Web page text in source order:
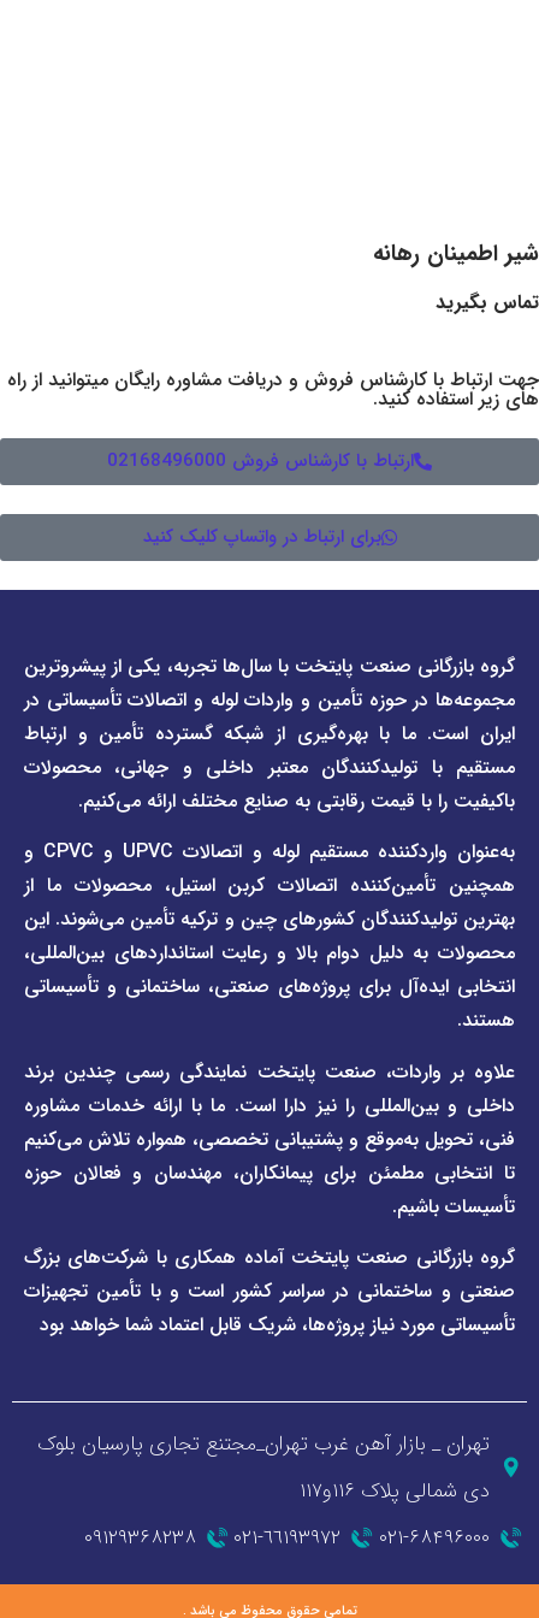
رهانه
کارشناس فروش و دریافت مشاوره رایگان میتوانید از راه
کنید.
ارتباط با کارشناس فروش 02168496000
برای ارتباط در واتساپ کلیک کنید
صنعت پایتخت با سال‌ها تجربه، یکی از پیشروترین
حوزه تأمین و واردات لوله و اتصالات تأسیساتی در
ما با بهره‌گیری از شبکه گسترده تأمین و ارتباط
تولیدکنندگان معتبر داخلی و جهانی، محصولات
با قیمت رقابتی به صنایع مختلف ارائه می‌کنیم.
به‌عنوان واردکننده مستقیم لوله و اتصالات UPVC و CPVC و
اتصالات کربن استیل، محصولات ما از
کشورهای چین و ترکیه تأمین می‌شوند. این
دلیل دوام بالا و رعایت استانداردهای بین‌المللی،
برای پروژه‌های صنعتی، ساختمانی و تأسیساتی
صنعت پایتخت نمایندگی رسمی چندین برند
را نیز دارا است. ما با ارائه خدمات مشاوره
به‌موقع و پشتیبانی تخصصی، همواره تلاش می‌کنیم
مطمئن برای پیمانکاران، مهندسان و فعالان حوزه
صنعت پایتخت آماده همکاری با شرکت‌های بزرگ
در سراسر کشور است و با تأمین تجهیزات
نیاز پروژه‌ها، شریک قابل اعتماد شما خواهد بود
دسترسی
سریع
صفحه
لیست
قیمت
صفحه
برند
صفحه
برند
فاراب
پول
دسترسی
سریع
درباره
ما
قوانین
و
مقررات
وبلاگ
خبری
بازار آهن غرب تهران_مجتنع تجاری پارسیان بلوک
۱۱۶و۱۱۷
٦٦١٩٣٩٧٢-٠٢١ ۰۹۱۲۹۳۶۸۲۳۸
تمامی حقوق محفوظ می باشد .